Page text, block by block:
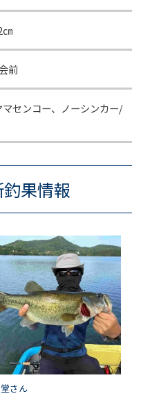
㎝
前
センコー、ノーシンカー/
果情報
さん